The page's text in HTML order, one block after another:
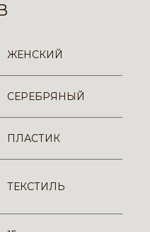
ЖЕНСКИЙ
СЕРЕБРЯНЫЙ
ПЛАСТИК
ТЕКСТИЛЬ